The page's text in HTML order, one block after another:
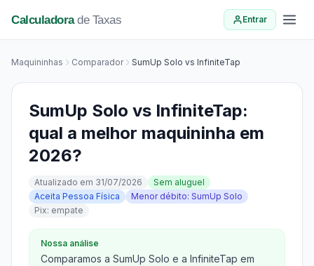
Calculadorade Taxas Entrar
Maquininhas Comparador SumUp Solo vs InfiniteTap
SumUp Solo vs InfiniteTap:
qual a melhor maquininha em
2026?
Atualizado em 31/07/2026
Sem aluguel
Aceita Pessoa Física
Menor débito: SumUp Solo
Pix: empate
Nossa análise
Comparamos a SumUp Solo e a InfiniteTap em